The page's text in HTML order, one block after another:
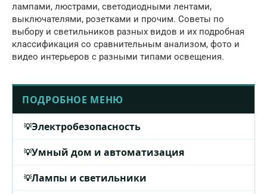
лампами, люстрами, светодиодными лентами,
выключателями, розетками и прочим. Советы по
выбору и светильников разных видов и их подробная
классификация со сравнительным анализом, фото и
видео интерьеров с разными типами освещения.
ПОДРОБНОЕ МЕНЮ
Электробезопасность
Умный дом и автоматизация
Лампы и светильники